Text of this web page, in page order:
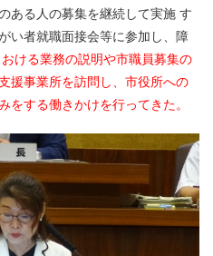
ある人の募集を継続して実施 す
い者就職面接会等に参加し、障
ける業務の説明や市職員募集の
援事業所を訪問し、市役所への
する働きかけを行ってきた。